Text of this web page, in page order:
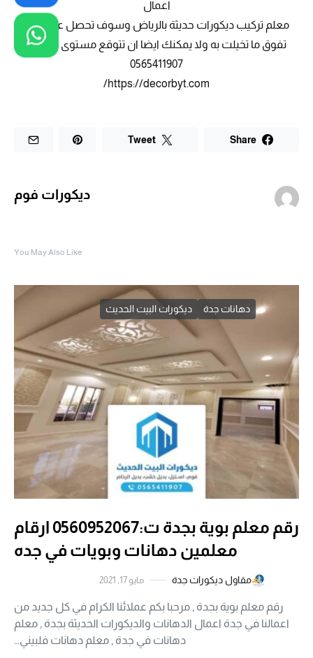
اعمال
معلم تركيب ديكورات حديثة بالرياض وسوف تحصل على نتائج
تفوق ما تخيلت به ولا يمكنك ايضا ان تتوقع مستوى جودتها
0565411907
https://decorbyt.com/
Share
Tweet
ديكورات فوم
You May Also Like
دهانات جدة ديكورات البيت الحديث
رقم معلم بوية بجدة ت:0560952067 ارقام
معلمين دهانات وبويات في جده
مقاول ديكورات جدة مايو 17, 2021
رقم معلم بوية بجدة , مرحبا بكم عملائنا الكرام في كل جديد من
اعمالنا في جدة اعمال الدهانات والديكورات الحديثة بجدة , معلم
دهانات في جدة , معلم دهانات فلبيني…